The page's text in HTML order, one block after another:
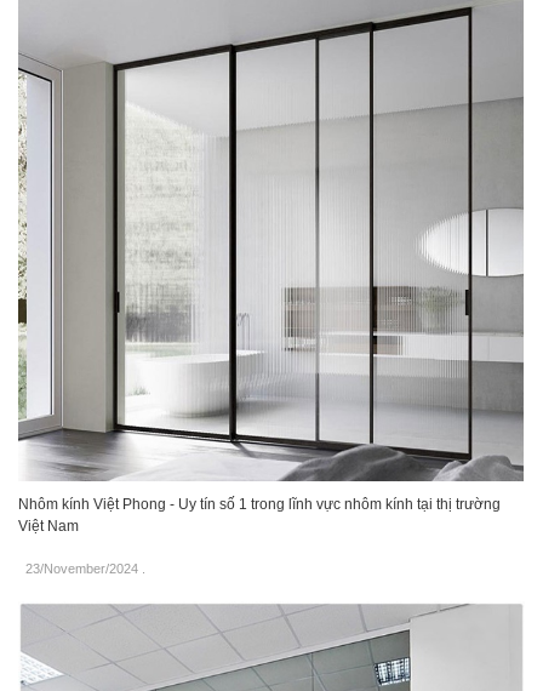
Nhôm kính Việt Phong - Uy tín số 1 trong lĩnh vực nhôm kính tại thị trường
Việt Nam
23/November/2024